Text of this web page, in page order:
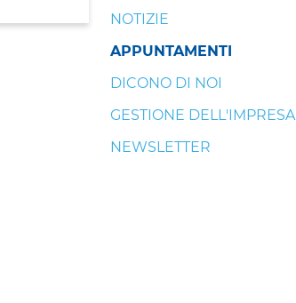
NOTIZIE
APPUNTAMENTI
DICONO DI NOI
GESTIONE DELL'IMPRESA
NEWSLETTER